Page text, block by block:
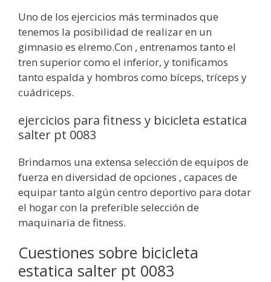
Uno de los ejercicios más terminados que
tenemos la posibilidad de realizar en un
gimnasio es elremo.Con , entrenamos tanto el
tren superior como el inferior, y tonificamos
tanto espalda y hombros como bíceps, tríceps y
cuádriceps.
ejercicios para fitness y bicicleta estatica
salter pt 0083
Brindamos una extensa selección de equipos de
fuerza en diversidad de opciones , capaces de
equipar tanto algún centro deportivo para dotar
el hogar con la preferible selección de
maquinaria de fitness.
Cuestiones sobre bicicleta
estatica salter pt 0083